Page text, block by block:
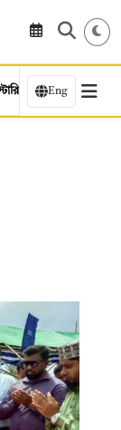
Eng